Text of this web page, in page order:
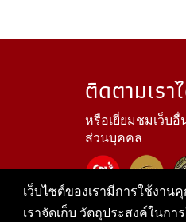
ติดตามเรา
หรือเยี่ยมชมเว็บอื่
ส่วนบุคคล
เว็บไซต์ของเรามีการใช้งา
เราจัดเก็บ วัตถุประสงค์ในก